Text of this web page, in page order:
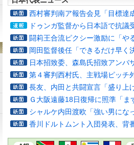
西村審判南ア報告会見「目標達
ドゥンガ監督から日本語で抗議
闘莉王合流ピクシー激励に「や
岡田監督後任「できるだけ早く
日本招致委、森島氏招致アンバ
第４審判西村氏、主戦場ピッチ
長友、内田と共闘宣言「盛り上
Ｇ大阪遠藤18日復帰に照準「ま
シャルケ内田渡欧「強い男にな
香川ドルトムント入団発表、背